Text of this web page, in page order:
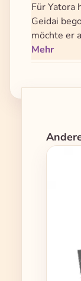
Für Yatora
Geidai
möchte er
Mehr